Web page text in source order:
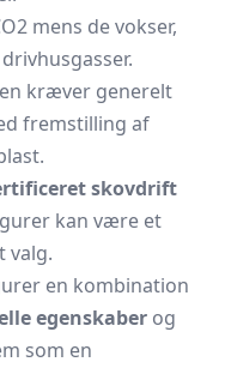
mens de vokser,
kræver generelt
fremstilling af
skovdrift
kan være et
valg.
en kombination
egenskaber og
som en